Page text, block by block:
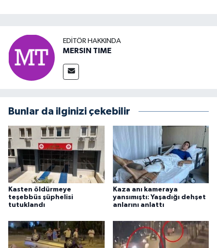
EDITÖR HAKKINDA
MERSIN TIME
Bunlar da ilginizi çekebilir
Kasten öldürmeye
teşebbüs şüphelisi
tutuklandı
Kaza anı kameraya
yansımıştı: Yaşadığı dehşet
anlarını anlattı